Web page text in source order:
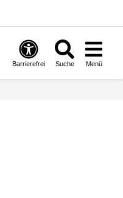
Barrierefrei Suche Menü